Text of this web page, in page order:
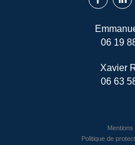
06 19
Xavier
06 63
Mentions
Politique de